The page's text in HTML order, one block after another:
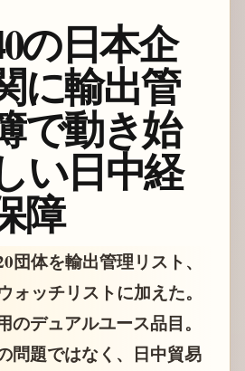
の日本企
に輸出管
で動き始
い日中経
障
団体を輸出管理リスト、
ォッチリストに加えた。
のデュアルユース品目。
問題ではなく、日中貿易